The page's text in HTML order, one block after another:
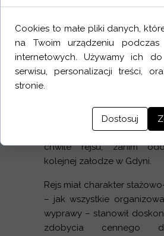
Kolejnym przystankiem
ostatni zagraniczny port
Zwiedziliśmy tam muzeum
poczuliśmy portowy
szwedzkiego miasta.
Po nasyceniu się
Zatrzymaliśmy się jeszcze
zjedliśmy rybkę i
chwile rejsu, zanim
kolejnej załodze w Gdyni.
Rejs miał charakter
– jak wszystkie
wyprawy – stanowił
zdobycia cennego
Cookies to małe pliki danych,
na Twoim urządzeniu podczas
internetowych. Używamy ich
serwisu, personalizacji treści,
stronie.
Dostosuj